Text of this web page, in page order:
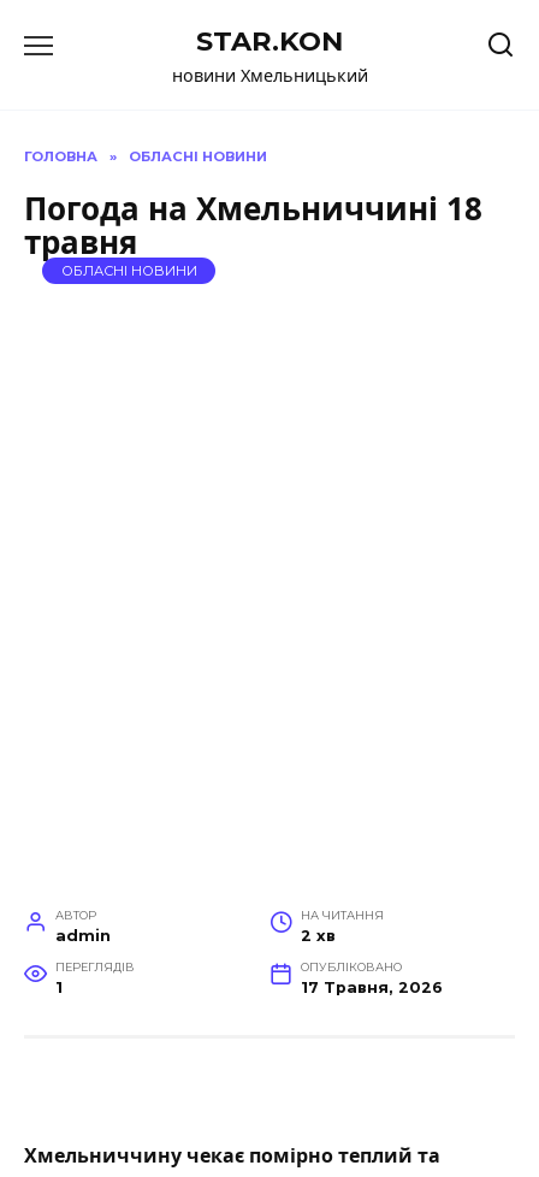
до
STAR.KON
новини Хмельницький
ГОЛОВНА » ОБЛАСНІ НОВИНИ
Погода на Хмельниччині 18
травня
ОБЛАСНІ НОВИНИ
АВТОР
admin
НА ЧИТАННЯ
2 хв
ПЕРЕГЛЯДІВ
1
ОПУБЛІКОВАНО
17 Травня, 2026
Хмельниччину чекає помірно теплий та